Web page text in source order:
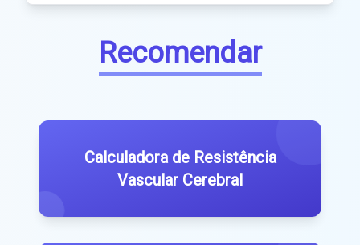
Recomendar
Calculadora de Resistência
Vascular Cerebral